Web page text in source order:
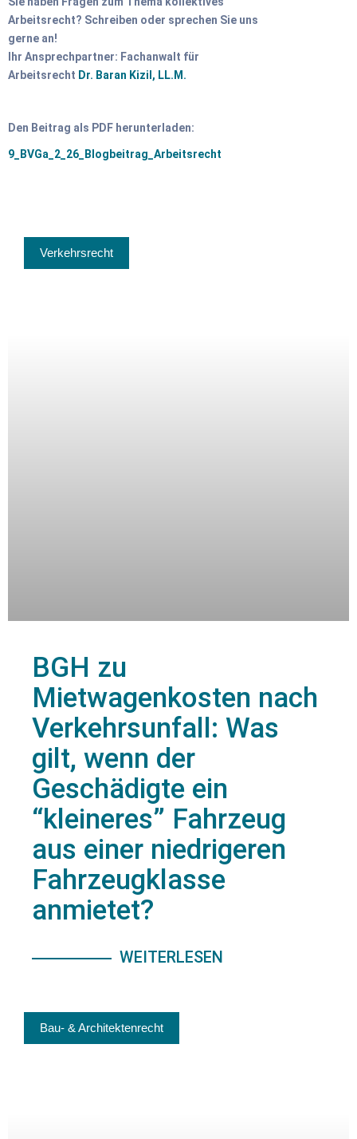
Arbeitsrecht? Schreiben oder sprechen Sie uns
gerne an!
Ihr Ansprechpartner: Fachanwalt für
Arbeitsrecht Dr. Baran Kizil, LL.M.
Den Beitrag als PDF herunterladen:
9_BVGa_2_26_Blogbeitrag_Arbeitsrecht
Verkehrsrecht
BGH zu
Mietwagenkosten nach
Verkehrsunfall: Was
gilt, wenn der
Geschädigte ein
“kleineres” Fahrzeug
aus einer niedrigeren
Fahrzeugklasse
anmietet?
WEITERLESEN
Bau- & Architektenrecht